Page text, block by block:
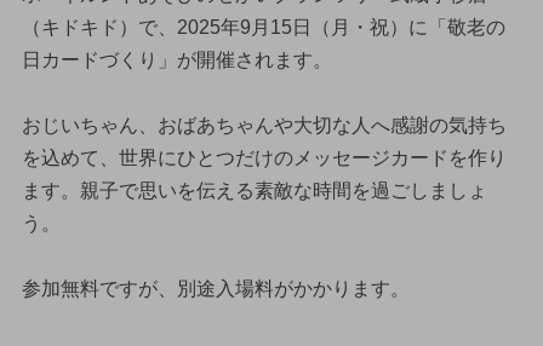
（キドキド）で、2025年9月15日（月・祝）に「敬老の
日カードづくり」が開催されます。
おじいちゃん、おばあちゃんや大切な人へ感謝の気持ち
を込めて、世界にひとつだけのメッセージカードを作り
ます。親子で思いを伝える素敵な時間を過ごしましょ
う。
参加無料ですが、別途入場料がかかります。